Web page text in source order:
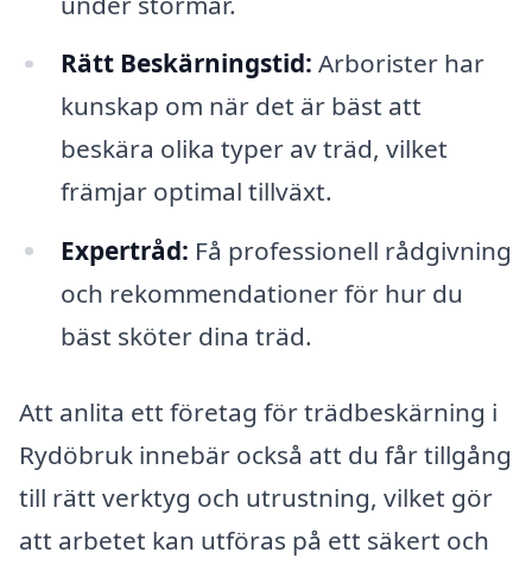
Rätt Beskärningstid: Arborister har
kunskap om när det är bäst att
beskära olika typer av träd, vilket
främjar optimal tillväxt.
Expertråd: Få professionell rådgivning
och rekommendationer för hur du
bäst sköter dina träd.
Att anlita ett företag för trädbeskärning i
Rydöbruk innebär också att du får tillgång
till rätt verktyg och utrustning, vilket gör
att arbetet kan utföras på ett säkert och